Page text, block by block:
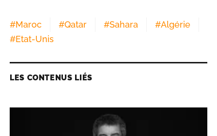
#Maroc #Qatar #Sahara #Algérie
#Etat-Unis
LES CONTENUS LIÉS